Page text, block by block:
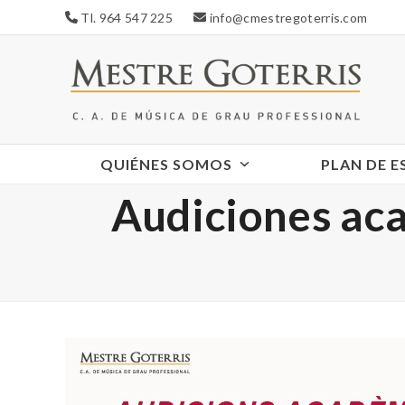
to
Tl. 964 547 225 info@cmestregoterris.com
QUIÉNES SOMOS PLAN DE
Audiciones